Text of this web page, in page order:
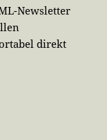
Newsletter
direkt